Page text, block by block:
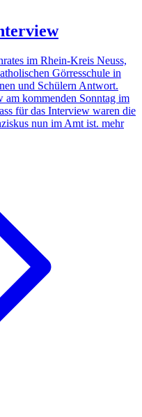
im Rhein-Kreis Neuss,
Görresschule in
und Schülern Antwort.
am kommenden Sonntag im
für das Interview waren die
nun im Amt ist. mehr